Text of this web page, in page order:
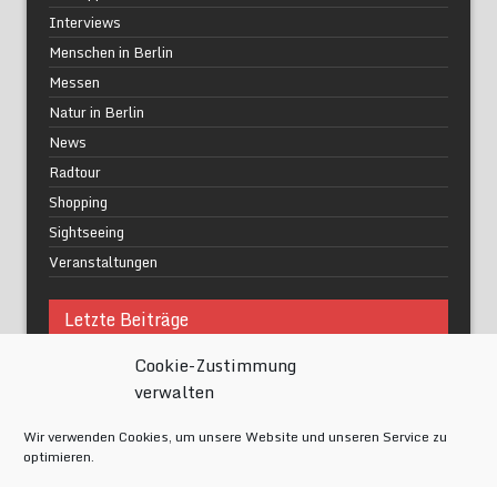
Cookie-Zustimmung
verwalten
Wir verwenden Cookies, um unsere Website und unseren Service zu
optimieren.
Interviews
Menschen in Berlin
Messen
Natur in Berlin
News
Radtour
Shopping
Sightseeing
Veranstaltungen
Letzte Beiträge
Was macht urbane Lebensqualität wirklich aus?
Grüne Oasen in Berlin
Festival of Lights Berlin 2024
Gesund schlafen im modernen Alltag